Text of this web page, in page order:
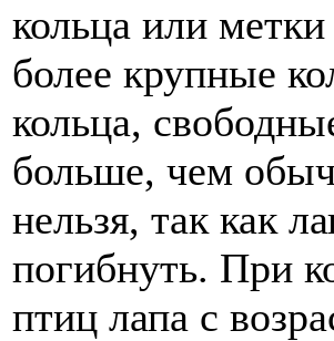
кольца или
более крупные
кольца,
больше, чем
нельзя, так как
погибнуть. При
птиц лапа с